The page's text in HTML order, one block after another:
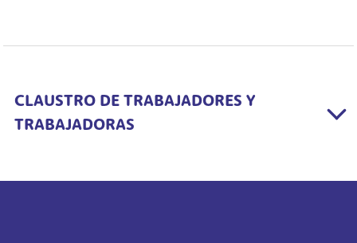
CLAUSTRO DE TRABAJADORES Y
TRABAJADORAS